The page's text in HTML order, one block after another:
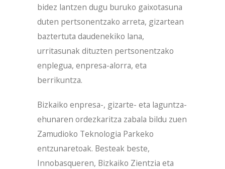
bidez lantzen dugu buruko gaixotasuna
duten pertsonentzako arreta, gizartean
baztertuta daudenekiko lana,
urritasunak dituzten pertsonentzako
enplegua, enpresa-alorra, eta
berrikuntza.
Bizkaiko enpresa-, gizarte- eta laguntza-
ehunaren ordezkaritza zabala bildu zuen
Zamudioko Teknologia Parkeko
entzunaretoak. Besteak beste,
Innobasqueren, Bizkaiko Zientzia eta